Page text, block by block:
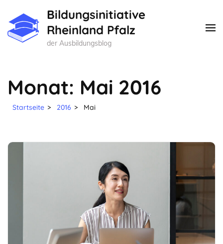
Inhalt
springen
Bildungsinitiative
Rheinland Pfalz
der Ausbildungsblog
Monat: Mai 2016
Startseite > 2016 > Mai